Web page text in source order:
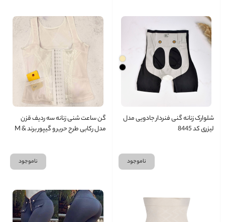
شلوارک زنانه گنی فنردار جادویی مدل
لیزری کد 8445
ناموجود
گن ساعت شنی زنانه سه ردیف قزن
مدل رکابی طرح حریر و گیپور برند M &
ناموجود